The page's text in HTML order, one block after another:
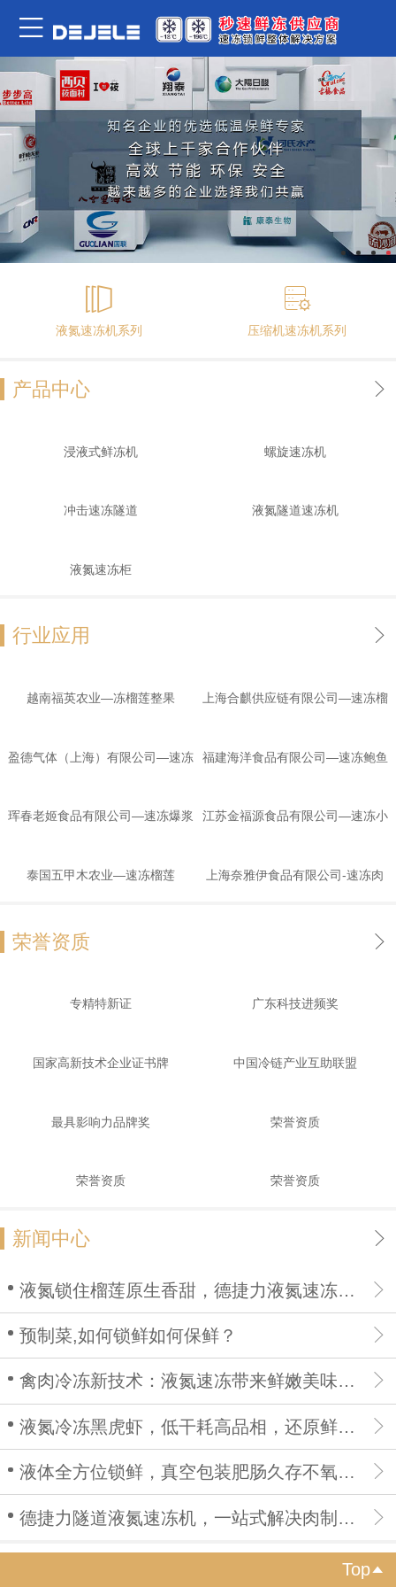
液氮速冻机系列 压缩机速冻机系列
产品中心
浸液式鲜冻机 螺旋速冻机
冲击速冻隧道 液氮隧道速冻机
液氮速冻柜
行业应用
越南福英农业—冻榴莲整果 上海合麒供应链有限公司—速冻榴
盈德气体（上海）有限公司—速冻
福建海洋食品有限公司—速冻鲍鱼
珲春老姬食品有限公司—速冻爆浆 江苏金福源食品有限公司—速冻小
泰国五甲木农业—速冻榴莲
上海奈雅伊食品有限公司-速冻肉
荣誉资质
专精特新证 广东科技进频奖
国家高新技术企业证书牌 中国冷链产业互助联盟
最具影响力品牌奖 荣誉资质
荣誉资质 荣誉资质
新闻中心
液氮锁住榴莲原生香甜，德捷力液氮速冻机打造高品质榴莲果肉
预制菜,如何锁鲜如何保鲜？
禽肉冷冻新技术：液氮速冻带来鲜嫩美味，高端预制菜供货无忧
液氮冷冻黑虎虾，低干耗高品相，还原鲜活海鲜口感
液体全方位锁鲜，真空包装肥肠久存不氧化、不开裂、无异味
德捷力隧道液氮速冻机，一站式解决肉制品保鲜痛点
Top